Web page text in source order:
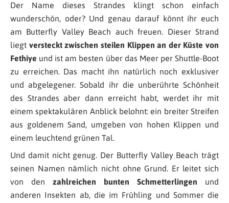
Der Name dieses Strandes klingt schon einfach
wunderschön, oder? Und genau darauf könnt ihr euch
am Butterfly Valley Beach auch freuen. Dieser Strand
liegt versteckt zwischen steilen Klippen an der Küste von
Fethiye und ist am besten über das Meer per Shuttle-Boot
zu erreichen. Das macht ihn natürlich noch exklusiver
und abgelegener. Sobald ihr die unberührte Schönheit
des Strandes aber dann erreicht habt, werdet ihr mit
einem spektakulären Anblick belohnt: ein breiter Streifen
aus goldenem Sand, umgeben von hohen Klippen und
einem leuchtend grünen Tal.
Und damit nicht genug. Der Butterfly Valley Beach trägt
seinen Namen nämlich nicht ohne Grund. Er leitet sich
von den zahlreichen bunten Schmetterlingen und
anderen Insekten ab, die im Frühling und Sommer die